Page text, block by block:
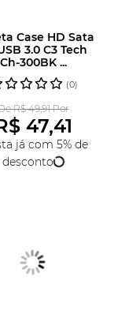
Case HD Sata
3.0 C3 Tech
Ch-300BK ...
(0)
R$ 49,91 Por
47,41
já com 5% de
desconto